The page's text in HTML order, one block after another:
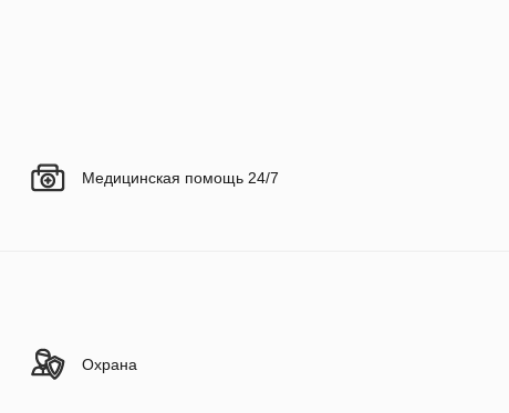
Медицинская помощь 24/7
Охрана